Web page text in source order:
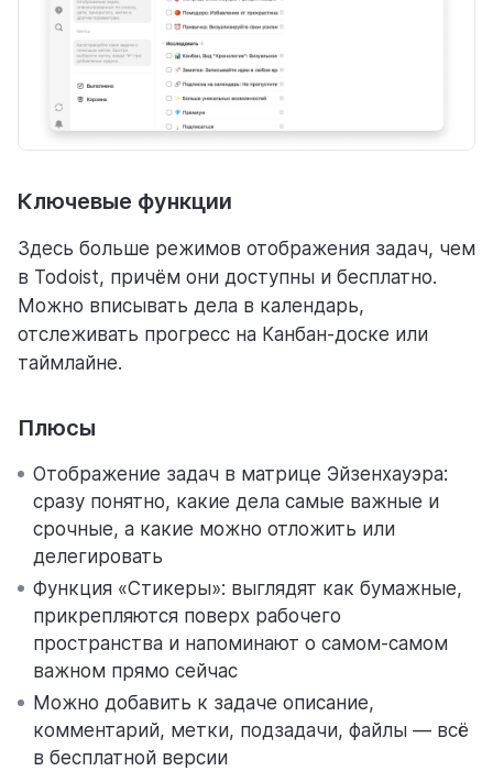
Ключевые функции
Здесь больше режимов отображения задач, чем
в Todoist, причём они доступны и бесплатно.
Можно вписывать дела в календарь,
отслеживать прогресс на Канбан-доске или
таймлайне.
Плюсы
Отображение задач в матрице Эйзенхауэра:
сразу понятно, какие дела самые важные и
срочные, а какие можно отложить или
делегировать
Функция «Стикеры»: выглядят как бумажные,
прикрепляются поверх рабочего
пространства и напоминают о самом-самом
важном прямо сейчас
Можно добавить к задаче описание,
комментарий, метки, подзадачи, файлы — всё
в бесплатной версии